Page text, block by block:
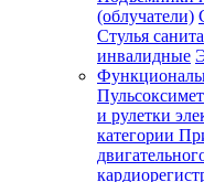
(облучатели)
Стулья
инвалидные
и рулетки
категории